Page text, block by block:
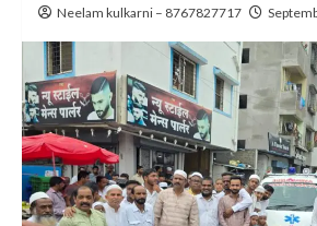
Neelam kulkarni – 8767827717